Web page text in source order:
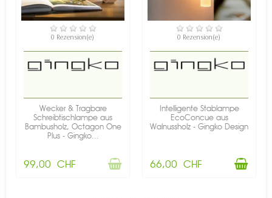
NICHT AUF LAGER
0 Rezension(e)
Wecker & Tragbare
Schreibtischlampe aus
Bambusholz, Octagon One
Plus - Gingko...
99,00 CHF
VERFÜGBAR
0 Rezension(e)
Intelligente Stablampe
EcoConcue aus
Walnussholz - Gingko Design
66,00 CHF